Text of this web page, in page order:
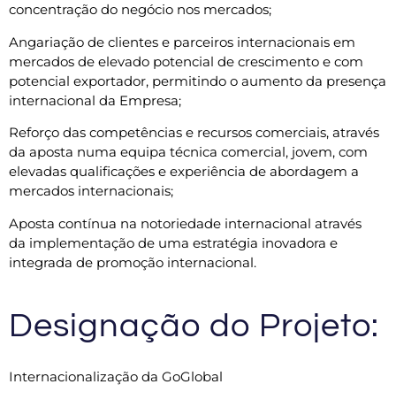
concentração do negócio nos mercados;
Angariação de clientes e parceiros internacionais em
mercados de elevado potencial de crescimento e com
potencial exportador, permitindo o aumento da presença
internacional da Empresa;
Reforço das competências e recursos comerciais, através
da aposta numa equipa técnica comercial, jovem, com
elevadas qualificações e experiência de abordagem a
mercados internacionais;
Aposta contínua na notoriedade internacional através
da implementação de uma estratégia inovadora e
integrada de promoção internacional.
Designação do Projeto:
Internacionalização da GoGlobal